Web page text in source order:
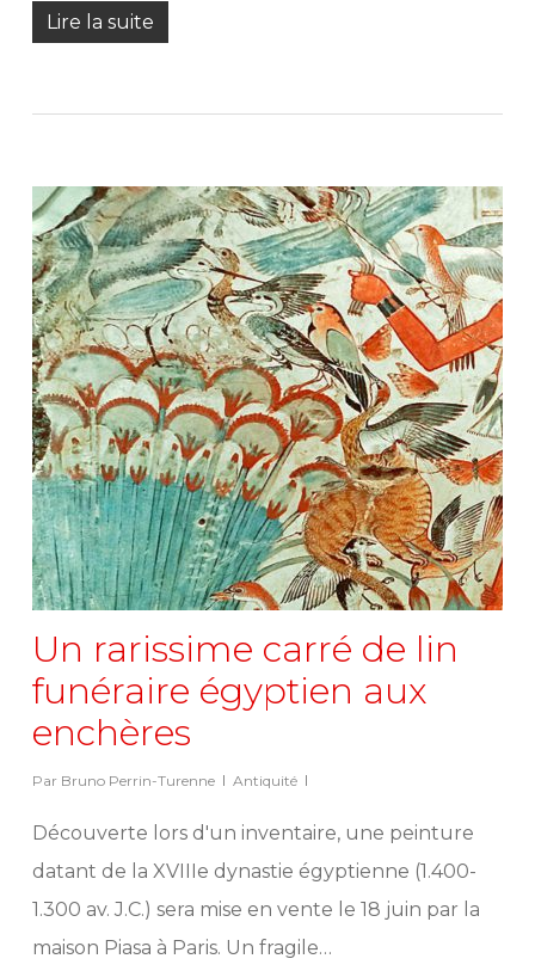
Lire la suite
Un rarissime carré de lin
funéraire égyptien aux
enchères
Par Bruno Perrin-Turenne Antiquité
Découverte lors d'un inventaire, une peinture
datant de la XVIIIe dynastie égyptienne (1.400-
1.300 av. J.C.) sera mise en vente le 18 juin par la
maison Piasa à Paris. Un fragile…